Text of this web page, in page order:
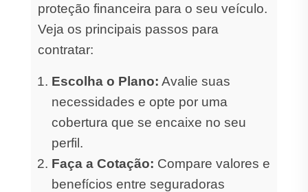
proteção financeira para o seu veículo.
Veja os principais passos para
contratar:
Escolha o Plano: Avalie suas
necessidades e opte por uma
cobertura que se encaixe no seu
perfil.
Faça a Cotação: Compare valores e
benefícios entre seguradoras